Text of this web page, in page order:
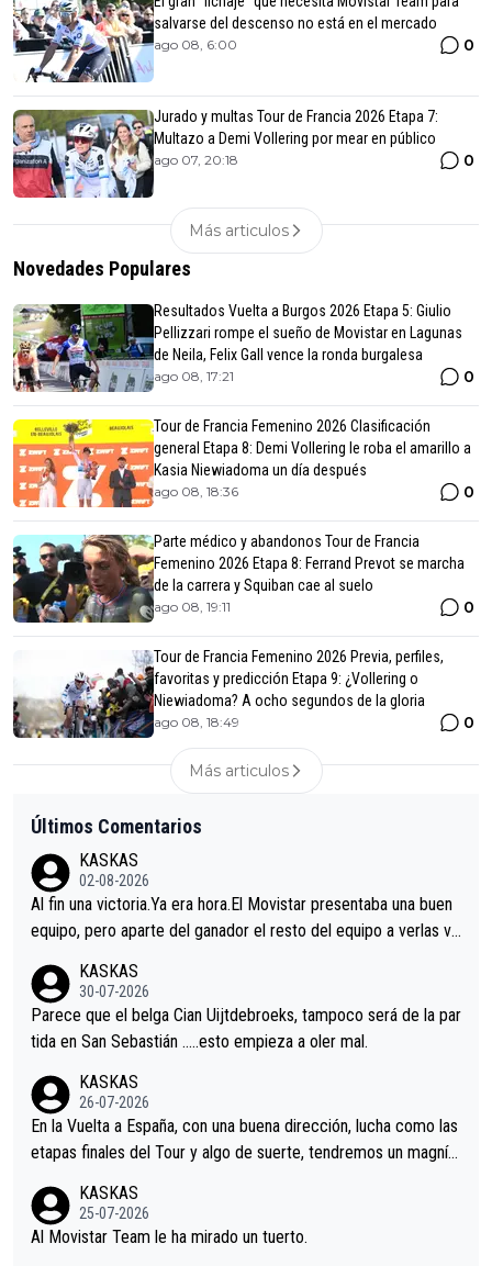
salvarse del descenso no está en el mercado
ago 08, 6:00 0
Jurado y multas Tour de Francia 2026 Etapa 7:
Multazo a Demi Vollering por mear en público
ago 07, 20:18 0
Más articulos
Novedades Populares
Resultados Vuelta a Burgos 2026 Etapa 5: Giulio
Pellizzari rompe el sueño de Movistar en Lagunas
de Neila, Felix Gall vence la ronda burgalesa
ago 08, 17:21 0
Tour de Francia Femenino 2026 Clasificación
general Etapa 8: Demi Vollering le roba el amarillo a
Kasia Niewiadoma un día después
ago 08, 18:36 0
Parte médico y abandonos Tour de Francia
Femenino 2026 Etapa 8: Ferrand Prevot se marcha
de la carrera y Squiban cae al suelo
ago 08, 19:11 0
Tour de Francia Femenino 2026 Previa, perfiles,
favoritas y predicción Etapa 9: ¿Vollering o
Niewiadoma? A ocho segundos de la gloria
ago 08, 18:49 0
Más articulos
Últimos Comentarios
KASKAS
02-08-2026
Al fin una victoria.Ya era hora.El Movistar presentaba una buen
equipo, pero aparte del ganador el resto del equipo a verlas ve
s.La única buena noticia es la mejoría de Enric Más en San Seb
astian.Si en la Vuelta a Burgos sigue la mejoría, podríamos ten
er alguna sorpresa en la Vuelta.Ojalá.
KASKAS
30-07-2026
Parece que el belga Cian Uijtdebroeks, tampoco será de la par
tida en San Sebastián …..esto empieza a oler mal.
KASKAS
26-07-2026
En la Vuelta a España, con una buena dirección, lucha como las
etapas finales del Tour y algo de suerte, tendremos un magnífi
KASKAS
25-07-2026
Al Movistar Team le ha mirado un tuerto.